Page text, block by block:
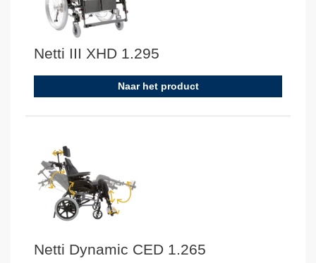
Netti III XHD 1.295
Naar het product
Netti Dynamic CED 1.265